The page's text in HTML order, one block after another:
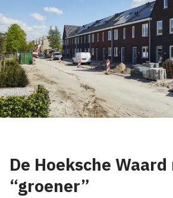
De Hoeksche Waard
“groener”